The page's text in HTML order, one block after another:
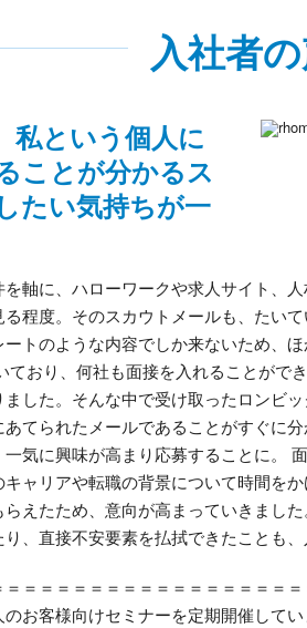
入社者
私という個人に
ことが分かるス
たい気持ちが一
軸に、ハローワークや求人サイト、
程度。そのスカウトメールも、たい
トのような内容でしか来ないため、
おり、何社も面接を入れることがで
した。そんな中で受け取ったロンビ
てられたメールであることがすぐに
気に興味が高まり応募することに。
ャリアや転職の背景について時間を
えたため、意向が高まっていきまし
、直接不安要素を払拭できたことも、
＝＝＝＝＝＝＝＝＝＝＝＝＝＝＝＝＝
お客様向けセミナーを定期開催してい